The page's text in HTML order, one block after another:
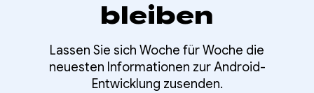
bleiben
Lassen Sie sich Woche für Woche die
neuesten Informationen zur Android-
Entwicklung zusenden.